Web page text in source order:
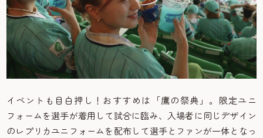
イベントも目白押し！おすすめは「鷹の祭典」。限定ユニ
フォームを選手が着用して試合に臨み、入場者に同じデザイン
のレプリカユニフォームを配布して選手とファンが一体となっ